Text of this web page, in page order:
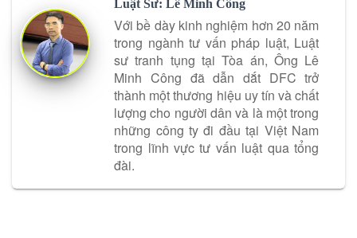
Luật Sư: Lê Minh Công
Với bề dày kinh nghiệm hơn 20 năm
trong ngành tư vấn pháp luật, Luật
sư tranh tụng tại Tòa án, Ông Lê
Minh Công đã dẫn dắt DFC trở
thành một thương hiệu uy tín và chất
lượng cho người dân và là một trong
những công ty đi đầu tại Việt Nam
trong lĩnh vực tư vấn luật qua tổng
đài.